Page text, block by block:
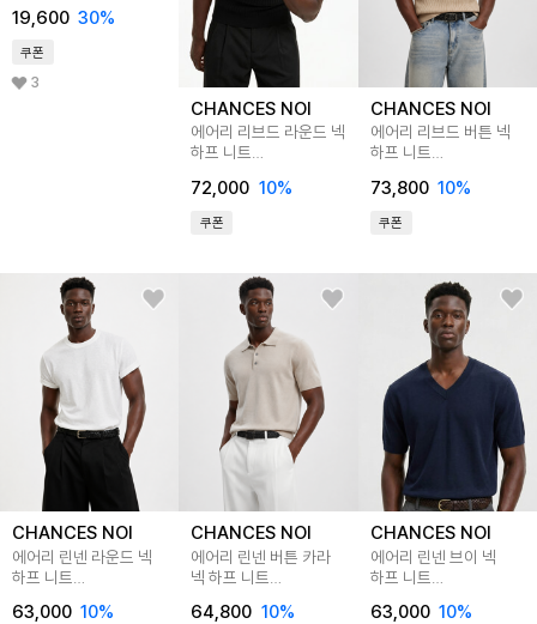
19,600 30%
쿠폰
3
CHANCES NOI
에어리 리브드 라운드 넥
하프 니트
72,000 10%
쿠폰
CHANCES NOI
에어리 리브드 버튼 넥
하프 니트
73,800 10%
쿠폰
CHANCES NOI
에어리 린넨 라운드 넥
하프 니트
63,000 10%
CHANCES NOI
에어리 린넨 버튼 카라
넥 하프 니트
64,800 10%
CHANCES NOI
에어리 린넨 브이 넥
하프 니트
63,000 10%